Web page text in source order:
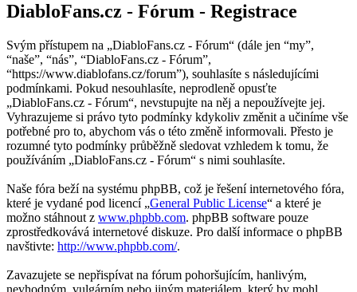
DiabloFans.cz - Fórum - Registrace
Svým přístupem na „DiabloFans.cz - Fórum“ (dále jen “my”,
“naše”, “nás”, “DiabloFans.cz - Fórum”,
“https://www.diablofans.cz/forum”), souhlasíte s následujícími
podmínkami. Pokud nesouhlasíte, neprodleně opusťte
„DiabloFans.cz - Fórum“, nevstupujte na něj a nepoužívejte jej.
Vyhrazujeme si právo tyto podmínky kdykoliv změnit a učiníme vše
potřebné pro to, abychom vás o této změně informovali. Přesto je
rozumné tyto podmínky průběžně sledovat vzhledem k tomu, že
používáním „DiabloFans.cz - Fórum“ s nimi souhlasíte.
Naše fóra beží na systému phpBB, což je řešení internetového fóra,
které je vydané pod licencí „General Public License“ a které je
možno stáhnout z www.phpbb.com. phpBB software pouze
zprostředkovává internetové diskuze. Pro další informace o phpBB
navštivte: http://www.phpbb.com/.
Zavazujete se nepřispívat na fórum pohoršujícím, hanlivým,